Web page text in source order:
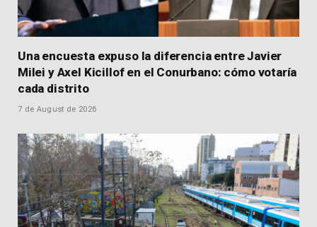
Una encuesta expuso la diferencia entre Javier
Milei y Axel Kicillof en el Conurbano: cómo votaría
cada distrito
7 de August de 2026